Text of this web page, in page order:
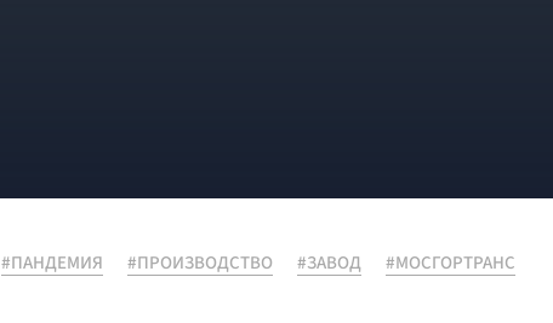
#ПАНДЕМИЯ #ПРОИЗВОДСТВО #ЗАВОД
#МОСГОРТРАНС